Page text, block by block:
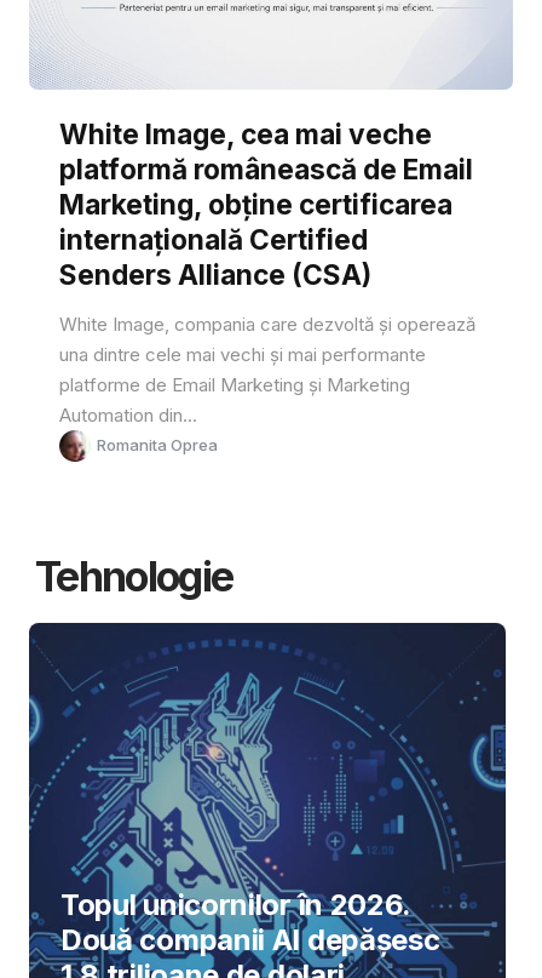
White Image, cea mai veche
platformă românească de Email
Marketing, obține certificarea
internațională Certified
Senders Alliance (CSA)
White Image, compania care dezvoltă și operează
una dintre cele mai vechi și mai performante
platforme de Email Marketing și Marketing
Automation din...
Romanita Oprea
Tehnologie
Topul unicornilor în 2026.
Două companii AI depășesc